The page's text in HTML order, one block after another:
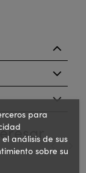
para
análisis de sus
sobre su